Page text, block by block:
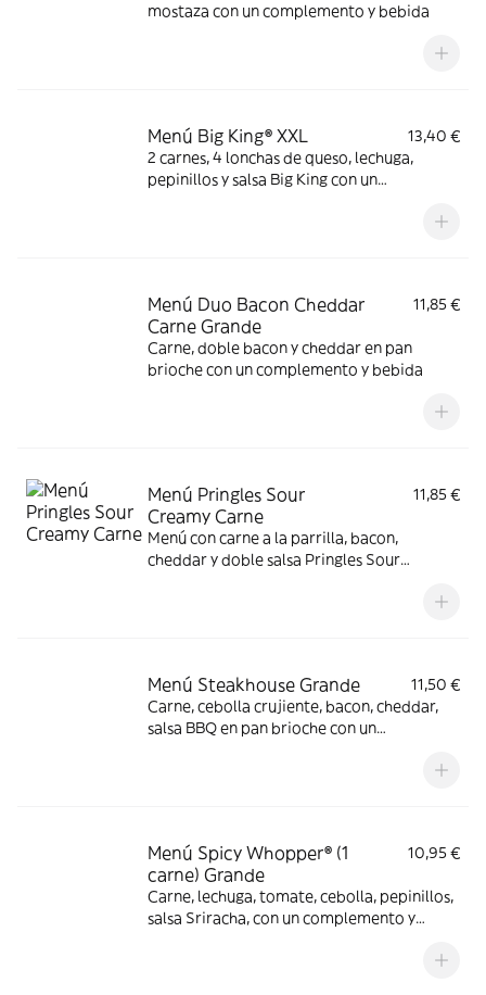
mostaza con un complemento y bebida
Menú Big King® XXL
13,40 €
2 carnes, 4 lonchas de queso, lechuga,
pepinillos y salsa Big King con un
Menú Duo Bacon Cheddar
Carne Grande
11,85 €
Carne, doble bacon y cheddar en pan
brioche con un complemento y bebida
Menú Pringles Sour
Creamy Carne
11,85 €
Menú con carne a la parrilla, bacon,
cheddar y doble salsa Pringles Sour
Menú Steakhouse Grande
11,50 €
Carne, cebolla crujiente, bacon, cheddar,
salsa BBQ en pan brioche con un
Menú Spicy Whopper® (1
carne) Grande
10,95 €
Carne, lechuga, tomate, cebolla, pepinillos,
salsa Sriracha, con un complemento y